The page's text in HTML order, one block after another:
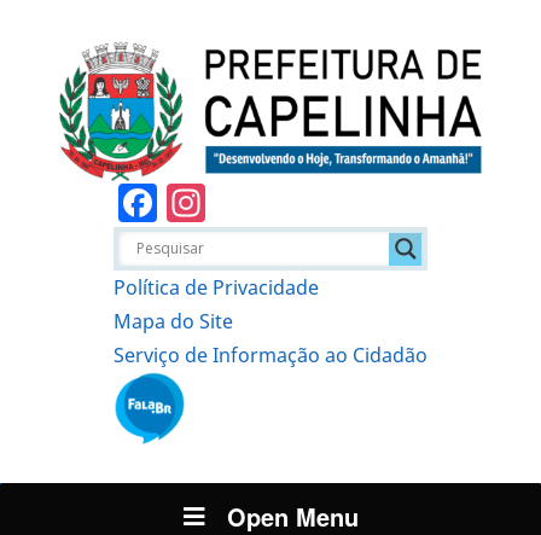
Facebook
Política de Privacidade
Mapa do Site
Serviço de Informação ao Cidadão
Open Menu